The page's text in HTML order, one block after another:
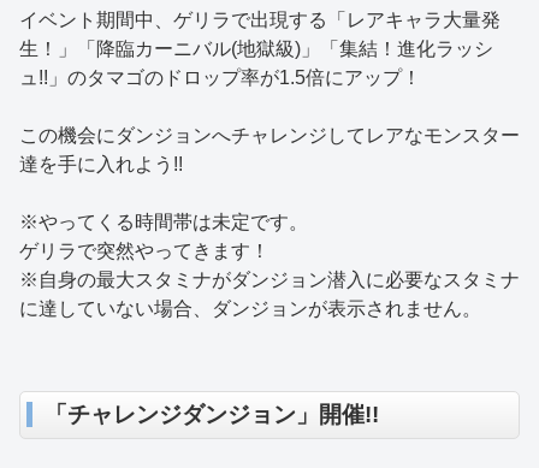
イベント期間中、ゲリラで出現する「レアキャラ大量発
生！」「降臨カーニバル(地獄級)」「集結！進化ラッシ
ュ!!」のタマゴのドロップ率が1.5倍にアップ！
この機会にダンジョンへチャレンジしてレアなモンスター
達を手に入れよう!!
※やってくる時間帯は未定です。
ゲリラで突然やってきます！
※自身の最大スタミナがダンジョン潜入に必要なスタミナ
に達していない場合、ダンジョンが表示されません。
「チャレンジダンジョン」開催!!